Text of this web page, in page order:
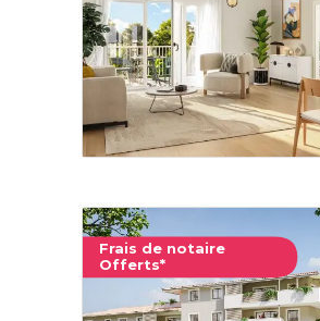
Frais de notaire
Offerts*